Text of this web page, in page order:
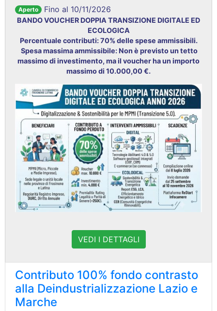
Aperto Fino al 10/11/2026
BANDO VOUCHER DOPPIA TRANSIZIONE DIGITALE ED
ECOLOGICA
Percentuale contributi: 70% delle spese ammissibili.
Spesa massima ammissibile: Non è previsto un tetto
massimo di investimento, ma il voucher ha un importo
massimo di 10.000,00 €.
VEDI I DETTAGLI
Contributo 100% fondo contrasto
alla Deindustrializzazione Lazio e
Marche